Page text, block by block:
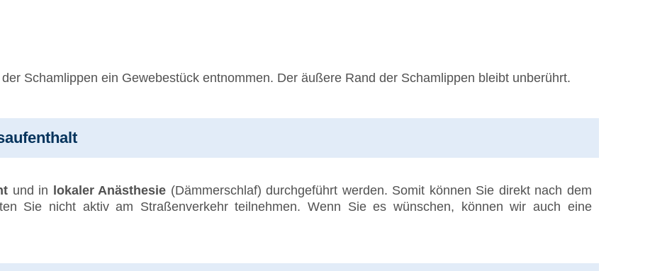
Schamlippen ein Gewebestück entnommen. Der äußere Rand der Schamlippen bleibt unberührt.
und in lokaler Anästhesie (Dämmerschlaf) durchgeführt werden. Somit können Sie direkt nach dem
Sie nicht aktiv am Straßenverkehr teilnehmen. Wenn Sie es wünschen, können wir auch eine